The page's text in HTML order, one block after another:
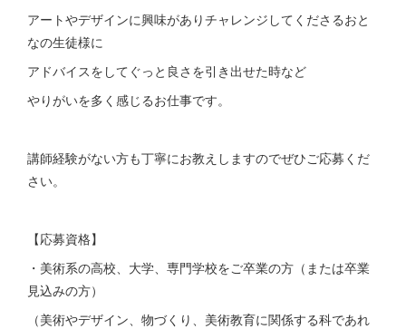
アートやデザインに興味がありチャレンジしてくださるおと
なの生徒様に
アドバイスをしてぐっと良さを引き出せた時など
やりがいを多く感じるお仕事です。
講師経験がない方も丁寧にお教えしますのでぜひご応募くだ
さい。
【応募資格】
・美術系の高校、大学、専門学校をご卒業の方（または卒業
見込みの方）
（美術やデザイン、物づくり、美術教育に関係する科であれ